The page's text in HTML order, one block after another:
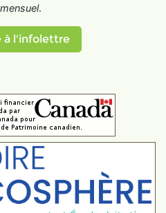
.
à l'infolettre